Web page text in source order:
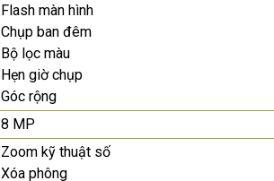
Flash màn hình
Chụp ban đêm
Bộ lọc màu
Hẹn giờ chụp
Góc rộng
8 MP
Zoom kỹ thuật số
Xóa phông